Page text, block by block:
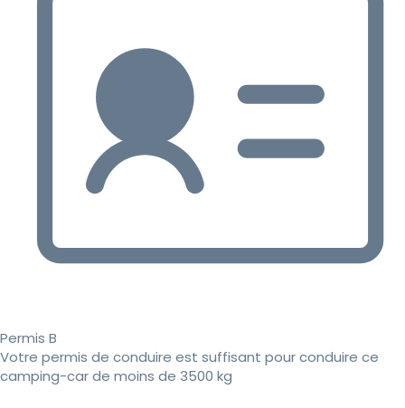
Permis B
Votre permis de conduire est suffisant pour conduire ce
camping-car de moins de 3500 kg